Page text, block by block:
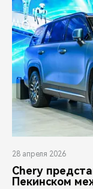
28 апреля 2026
Chery
Пекинском